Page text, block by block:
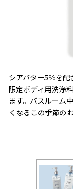
シアバター5％を
限定ボディ用洗浄
ます。バスルーム
くなるこの季節の